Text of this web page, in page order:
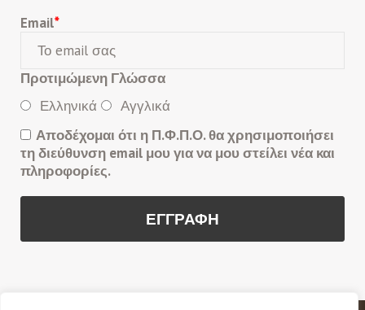
Email*
Προτιμώμενη Γλώσσα
Ελληνικά
Αγγλικά
Αποδέχομαι ότι η Π.Φ.Π.Ο. θα χρησιμοποιήσει
τη διεύθυνση email μου για να μου στείλει νέα και
πληροφορίες.